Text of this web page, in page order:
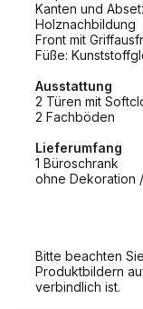
Kanten und
Holznachbildung
Front mit
Füße:
Ausstattung
2 Türen mit
2 Fachböden
Lieferumfang
1 Büroschrank
ohne Dekoration
Bitte beachten
Produktbildern
verbindlich ist.